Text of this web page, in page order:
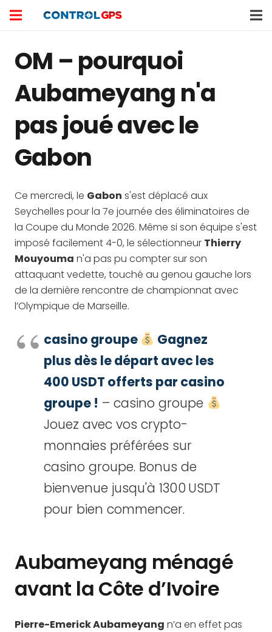
OM – pourquoi
Aubameyang n'a
pas joué avec le
Gabon
Ce mercredi, le Gabon s'est déplacé aux
Seychelles pour la 7e journée des éliminatoires de
la Coupe du Monde 2026. Même si son équipe s'est
imposé facilement 4-0, le sélectionneur Thierry
Mouyouma n'a pas pu compter sur son
attaquant vedette, touché au genou gauche lors
de la dernière rencontre de championnat avec
l’Olympique de Marseille.
casino groupe
Gagnez
plus dès le départ avec les
400 USDT offerts par casino
groupe ! – casino groupe
Jouez avec vos crypto-
monnaies préférées sur
casino groupe. Bonus de
bienvenue jusqu'à 1300 USDT
pour bien commencer.
Aubameyang ménagé
avant la Côte d’Ivoire
Pierre-Emerick Aubameyang n’a en effet pas